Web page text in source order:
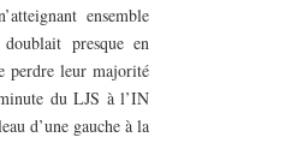
ensemble
presque en
perdre leur majorité
du LJS à l’IN
d’une gauche à la